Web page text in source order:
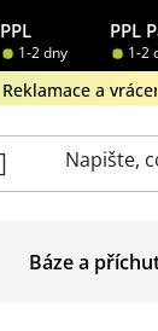
PPL PPL
1-2 dny 1-2
Reklamace a
Báze a